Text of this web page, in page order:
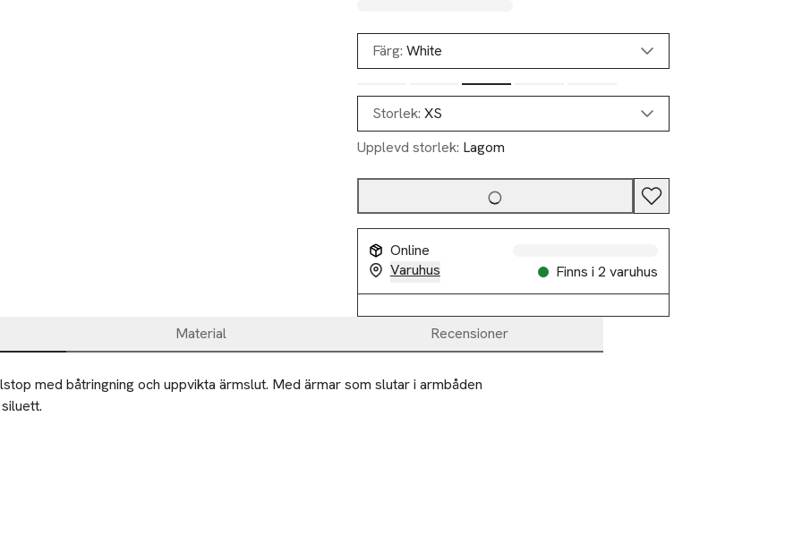
Färg: White
Storlek: XS
Upplevd storlek: Lagom
Online
Varuhus
Finns i 2 varuhus
Material Recensioner
med båtringning och uppvikta ärmslut. Med ärmar som slutar i armbåden